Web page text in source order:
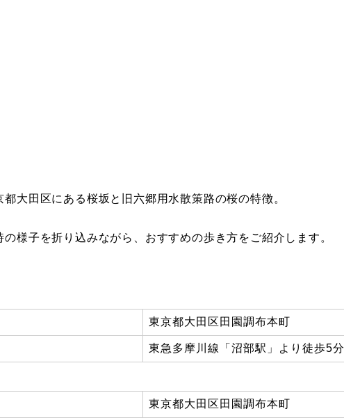
都大田区にある桜坂と旧六郷用水散策路の桜の特徴。
様子を折り込みながら、おすすめの歩き方をご紹介します。
東京都大田区田園調布本町
東急多摩川線「沼部駅」より徒歩5分
東京都大田区田園調布本町